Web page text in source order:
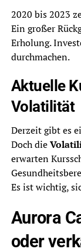
2020 bis 2023
Ein großer
Erholung.
durchmachen.
Aktuelle
Volatilität
Derzeit gibt es
Doch die
erwarten
Es ist wichtig,
Aurora
oder